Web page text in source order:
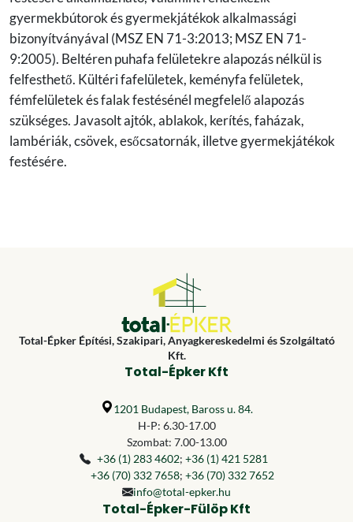
gyermekbútorok és gyermekjátékok alkalmassági
bizonyítványával (MSZ EN 71-3:2013; MSZ EN 71-
9:2005). Beltéren puhafa felületekre alapozás nélkül is
felfesthető. Kültéri fafelületek, keményfa felületek,
fémfelületek és falak festésénél megfelelő alapozás
szükséges. Javasolt ajtók, ablakok, kerítés, faházak,
lambériák, csövek, esőcsatornák, illetve gyermekjátékok
festésére.
Total-Épker Építési, Szakipari, Anyagkereskedelmi és Szolgáltató
Kft.
Total-Épker Kft
1201 Budapest, Baross u. 84.
H-P: 6.30-17.00
Szombat: 7.00-13.00
+36 (1) 283 4602; +36 (1) 421 5281
+36 (70) 332 7658; +36 (70) 332 7652
info@total-epker.hu
Total-Épker-Fülöp Kft